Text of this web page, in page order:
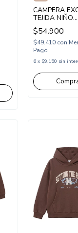
CAMPERA
TEJIDA NIÑO
(EX26HSW24)
$54.900
$49.410 con
Pago
6 x $9.150 sin